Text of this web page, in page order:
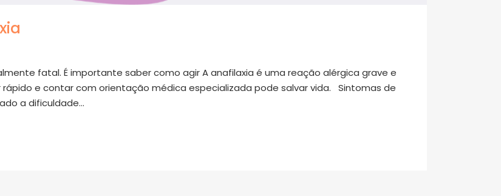
fatal. É importante saber como agir A anafilaxia é uma reação alérgica grave e
e contar com orientação médica especializada pode salvar vida. Sintomas de
a dificuldade...